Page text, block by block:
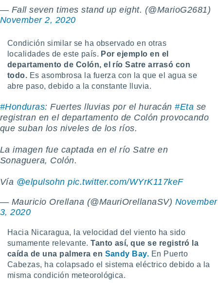
disponible
aceptar
de
sitio
de que
el sitio
se
para
ni para
o
aunque
— Fall seven times stand up eight. (@MarioG2681)
November 2, 2020
Condición similar se ha observado en otras
localidades de este país. Por ejemplo en el
departamento de Colón, el río Satre arrasó con
todo. Es asombrosa la fuerza con la que el agua se
abre paso, debido a la constante lluvia.
#Honduras: Fuertes lluvias por el huracán#Eta se
registran en el departamento de Colón provocando
que suban los niveles de los ríos.
La imagen fue captada en el río Satre en
Sonaguera, Colón.
Vía @elpulsohn pic.twitter.com/WYrK117keF
— Mauricio Orellana (@MauriOrellanaSV) November
3, 2020
Hacia Nicaragua, la velocidad del viento ha sido
sumamente relevante.Tanto así, que se registró la
caída de una palmera en Sandy Bay. En Puerto
Cabezas, ha colapsado el sistema eléctrico debido a la
misma condición meteorológica.